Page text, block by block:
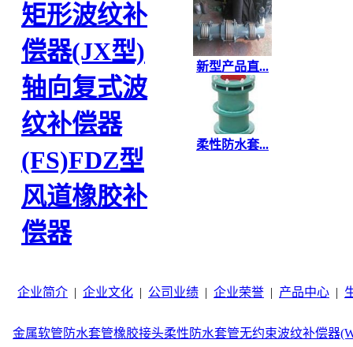
矩形波纹补
偿器(JX型)
轴向复式波
纹补偿器
(FS)FDZ型
风道橡胶补
偿器
新型产品直...
柔性防水套...
企业简介 | 企业文化 | 公司业绩 | 企业荣誉 | 产品中心 |
金属软管 防水套管橡胶接头柔性防水套管无约束波纹补偿器